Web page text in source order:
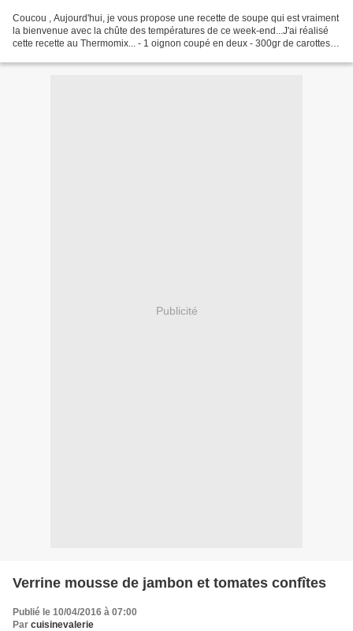
Coucou , Aujourd'hui, je vous propose une recette de soupe qui est vraiment
la bienvenue avec la chûte des températures de ce week-end...J'ai réalisé
cette recette au Thermomix... - 1 oignon coupé en deux - 300gr de carottes
Publicité
Verrine mousse de jambon et tomates confîtes
Publié le 10/04/2016 à 07:00
Par cuisinevalerie